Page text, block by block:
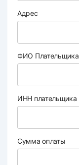
Адрес
ФИО Плательщика
ИНН плательщика
Сумма оплаты